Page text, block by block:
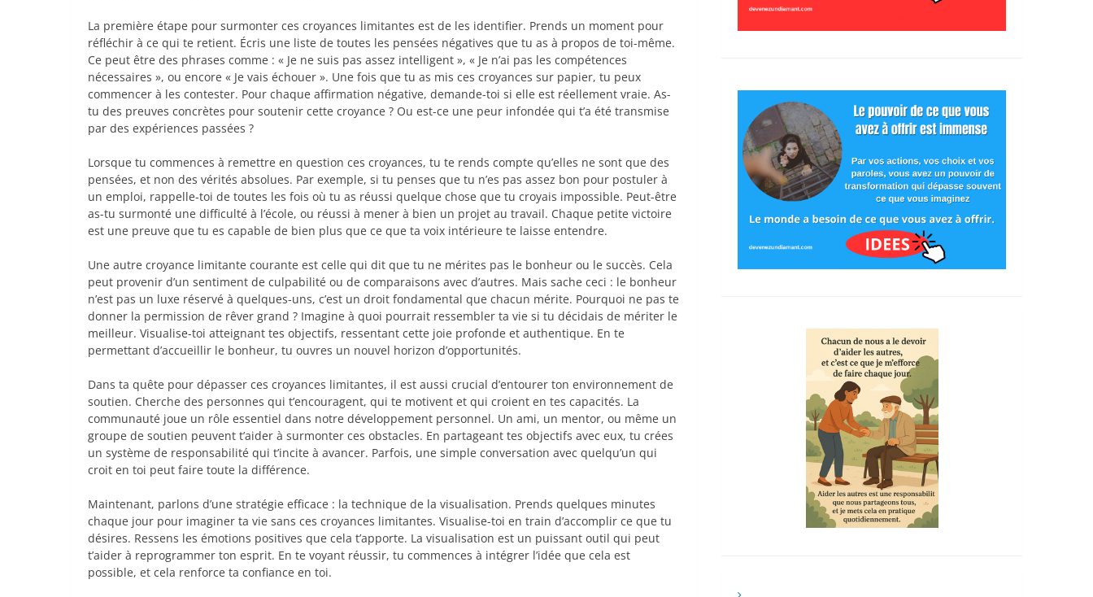
La première étape pour surmonter ces croyances limitantes est de les identifier. Prends un moment pour
réfléchir à ce qui te retient. Écris une liste de toutes les pensées négatives que tu as à propos de toi-même.
Ce peut être des phrases comme : « Je ne suis pas assez intelligent », « Je n’ai pas les compétences
nécessaires », ou encore « Je vais échouer ». Une fois que tu as mis ces croyances sur papier, tu peux
commencer à les contester. Pour chaque affirmation négative, demande-toi si elle est réellement vraie. As-
tu des preuves concrètes pour soutenir cette croyance ? Ou est-ce une peur infondée qui t’a été transmise
par des expériences passées ?
Lorsque tu commences à remettre en question ces croyances, tu te rends compte qu’elles ne sont que des
pensées, et non des vérités absolues. Par exemple, si tu penses que tu n’es pas assez bon pour postuler à
un emploi, rappelle-toi de toutes les fois où tu as réussi quelque chose que tu croyais impossible. Peut-être
as-tu surmonté une difficulté à l’école, ou réussi à mener à bien un projet au travail. Chaque petite victoire
est une preuve que tu es capable de bien plus que ce que ta voix intérieure te laisse entendre.
Une autre croyance limitante courante est celle qui dit que tu ne mérites pas le bonheur ou le succès. Cela
peut provenir d’un sentiment de culpabilité ou de comparaisons avec d’autres. Mais sache ceci : le bonheur
n’est pas un luxe réservé à quelques-uns, c’est un droit fondamental que chacun mérite. Pourquoi ne pas te
donner la permission de rêver grand ? Imagine à quoi pourrait ressembler ta vie si tu décidais de mériter le
meilleur. Visualise-toi atteignant tes objectifs, ressentant cette joie profonde et authentique. En te
permettant d’accueillir le bonheur, tu ouvres un nouvel horizon d’opportunités.
Dans ta quête pour dépasser ces croyances limitantes, il est aussi crucial d’entourer ton environnement de
soutien. Cherche des personnes qui t’encouragent, qui te motivent et qui croient en tes capacités. La
communauté joue un rôle essentiel dans notre développement personnel. Un ami, un mentor, ou même un
groupe de soutien peuvent t’aider à surmonter ces obstacles. En partageant tes objectifs avec eux, tu crées
un système de responsabilité qui t’incite à avancer. Parfois, une simple conversation avec quelqu’un qui
croit en toi peut faire toute la différence.
Maintenant, parlons d’une stratégie efficace : la technique de la visualisation. Prends quelques minutes
chaque jour pour imaginer ta vie sans ces croyances limitantes. Visualise-toi en train d’accomplir ce que tu
désires. Ressens les émotions positives que cela t’apporte. La visualisation est un puissant outil qui peut
t’aider à reprogrammer ton esprit. En te voyant réussir, tu commences à intégrer l’idée que cela est
possible, et cela renforce ta confiance en toi.